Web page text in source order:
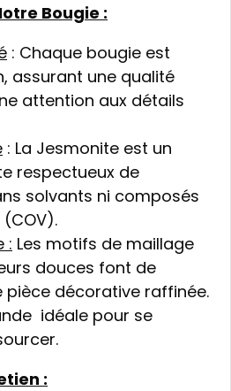
Bougie :
: Chaque bougie est
assurant une qualité
attention aux détails
: La Jesmonite est un
respectueux de
solvants ni composés
: Les motifs de maillage
douces font de
pièce décorative raffinée.
idéale pour se
: